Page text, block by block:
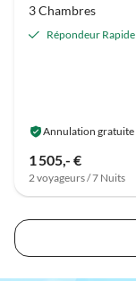
3 Chambres
Répondeur Rapide
Annulation gratuite
1 505,- €
2 voyageurs / 7 Nuits